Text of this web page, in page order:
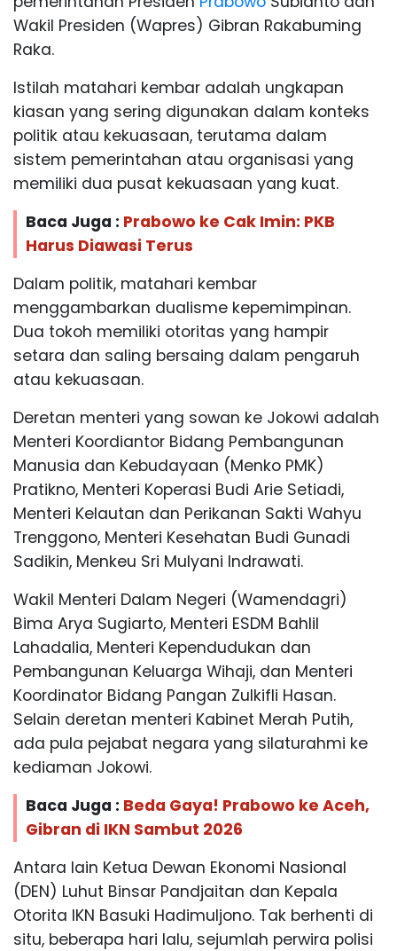
Wakil Presiden (Wapres) Gibran Rakabuming
Raka.
Istilah matahari kembar adalah ungkapan
kiasan yang sering digunakan dalam konteks
politik atau kekuasaan, terutama dalam
sistem pemerintahan atau organisasi yang
memiliki dua pusat kekuasaan yang kuat.
Baca Juga : Prabowo ke Cak Imin: PKB
Harus Diawasi Terus
Dalam politik, matahari kembar
menggambarkan dualisme kepemimpinan.
Dua tokoh memiliki otoritas yang hampir
setara dan saling bersaing dalam pengaruh
atau kekuasaan.
Deretan menteri yang sowan ke Jokowi adalah
Menteri Koordiantor Bidang Pembangunan
Manusia dan Kebudayaan (Menko PMK)
Pratikno, Menteri Koperasi Budi Arie Setiadi,
Menteri Kelautan dan Perikanan Sakti Wahyu
Trenggono, Menteri Kesehatan Budi Gunadi
Sadikin, Menkeu Sri Mulyani Indrawati.
Wakil Menteri Dalam Negeri (Wamendagri)
Bima Arya Sugiarto, Menteri ESDM Bahlil
Lahadalia, Menteri Kependudukan dan
Pembangunan Keluarga Wihaji, dan Menteri
Koordinator Bidang Pangan Zulkifli Hasan.
Selain deretan menteri Kabinet Merah Putih,
ada pula pejabat negara yang silaturahmi ke
kediaman Jokowi.
Baca Juga : Beda Gaya! Prabowo ke Aceh,
Gibran di IKN Sambut 2026
Antara lain Ketua Dewan Ekonomi Nasional
(DEN) Luhut Binsar Pandjaitan dan Kepala
Otorita IKN Basuki Hadimuljono. Tak berhenti di
situ, beberapa hari lalu, sejumlah perwira polisi